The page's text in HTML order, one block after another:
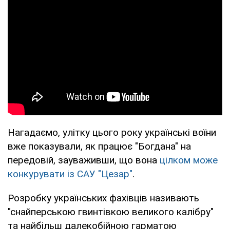
Нагадаємо, улітку цього року українські воїни
вже показували, як працює "Богдана" на
передовій, зауваживши, що вона цілком може
конкурувати із САУ "Цезар".
Розробку українських фахівців називають
"снайперською гвинтівкою великого калібру"
та найбільш далекобійною гарматою